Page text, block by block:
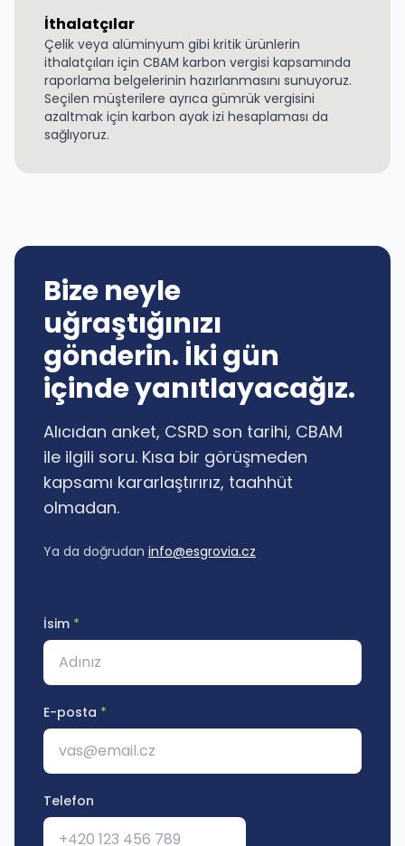
İthalatçılar
Çelik veya alüminyum gibi kritik ürünlerin
ithalatçıları için CBAM karbon vergisi kapsamında
raporlama belgelerinin hazırlanmasını sunuyoruz.
Seçilen müşterilere ayrıca gümrük vergisini
azaltmak için karbon ayak izi hesaplaması da
sağlıyoruz.
Bize neyle
uğraştığınızı
gönderin. İki gün
içinde yanıtlayacağız.
Alıcıdan anket, CSRD son tarihi, CBAM
ile ilgili soru. Kısa bir görüşmeden
kapsamı kararlaştırırız, taahhüt
olmadan.
Ya da doğrudan info@esgrovia.cz
İsim *
E-posta *
Telefon